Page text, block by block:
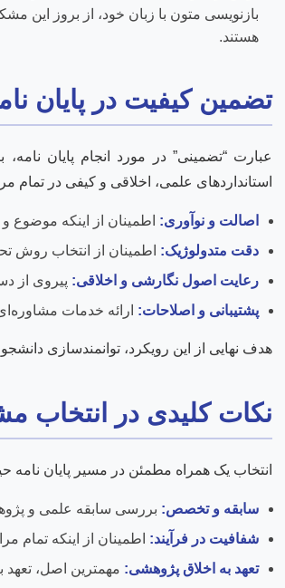
بازنویسی متون با زبان خود، از بروز این
هستند.
تضمین کیفیت در پایان
عبارت “تضمینی” در مورد انجام پایان
استانداردهای علمی، اخلاقی و کیفی در
اصالت و نوآوری: اطمینان از اینکه موضوع
دقت متدولوژیک: اطمینان از انتخاب روش
رعایت اصول نگارشی و اخلاقی: پیروی از
پشتیبانی و اصلاحات: ارائه خدمات
هدف نهایی از این رویکرد، توانمندسازی
نکات کلیدی در انتخاب
انتخاب یک همراه مطمئن در مسیر پایان نامه
سابقه و تخصص: بررسی سابقه علمی و
شفافیت در فرآیند: اطمینان از اینکه
تعهد به اخلاق پژوهشی: مهمترین اصل، تعهد